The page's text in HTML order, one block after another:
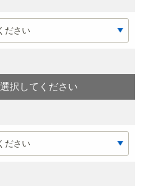
択してください